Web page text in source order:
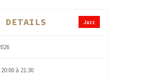
Jazz
DETAILS
à 21:30